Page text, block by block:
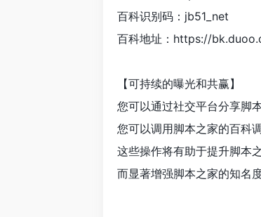
百科识别码：jb51_net
百科地址：https://
【可持续的曝光和共赢】
您可以通过社交平台分享脚
您可以调用脚本之家的百科
这些操作将有助于提升脚本
而显著增强脚本之家的知名